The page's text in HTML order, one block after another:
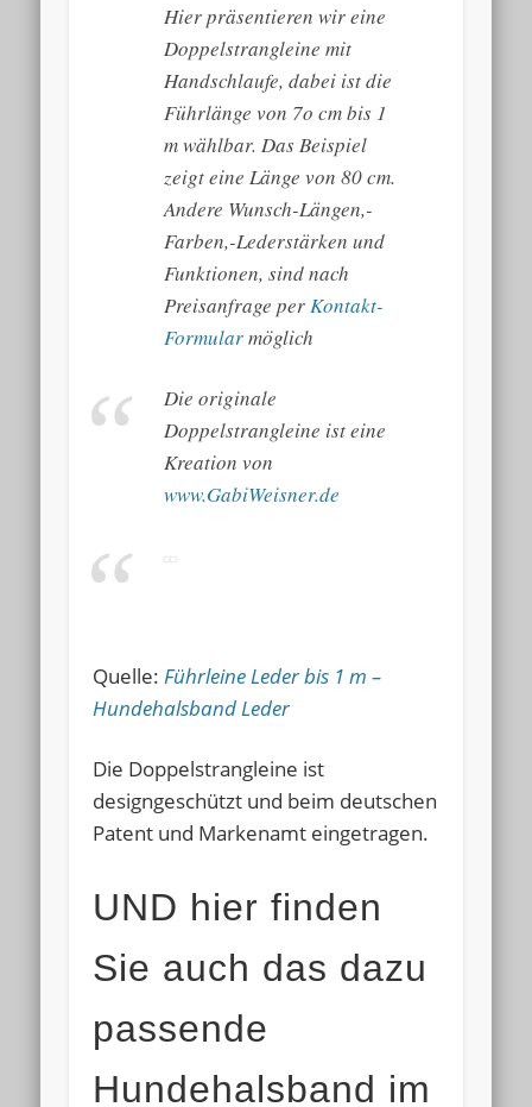
Hier präsentieren wir eine
Doppelstrangleine mit
Handschlaufe, dabei ist die
Führlänge von 7o cm bis 1
m wählbar. Das Beispiel
zeigt eine Länge von 80 cm.
Andere Wunsch-Längen,-
Farben,-Lederstärken und
Funktionen, sind nach
Preisanfrage perKontakt-
Formularmöglich
Die originale
Doppelstrangleine ist eine
Kreation von
www.GabiWeisner.de
Quelle:Führleine Leder bis 1 m –
Hundehalsband Leder
Die Doppelstrangleine ist
designgeschützt und beim deutschen
Patent und Markenamt eingetragen.
UND hier finden
Sie auch das dazu
passende
Hundehalsband im